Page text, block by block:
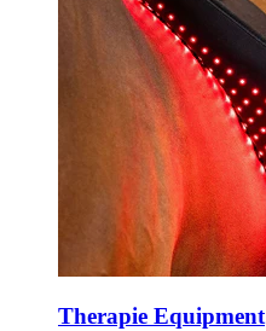
Therapie Equipment